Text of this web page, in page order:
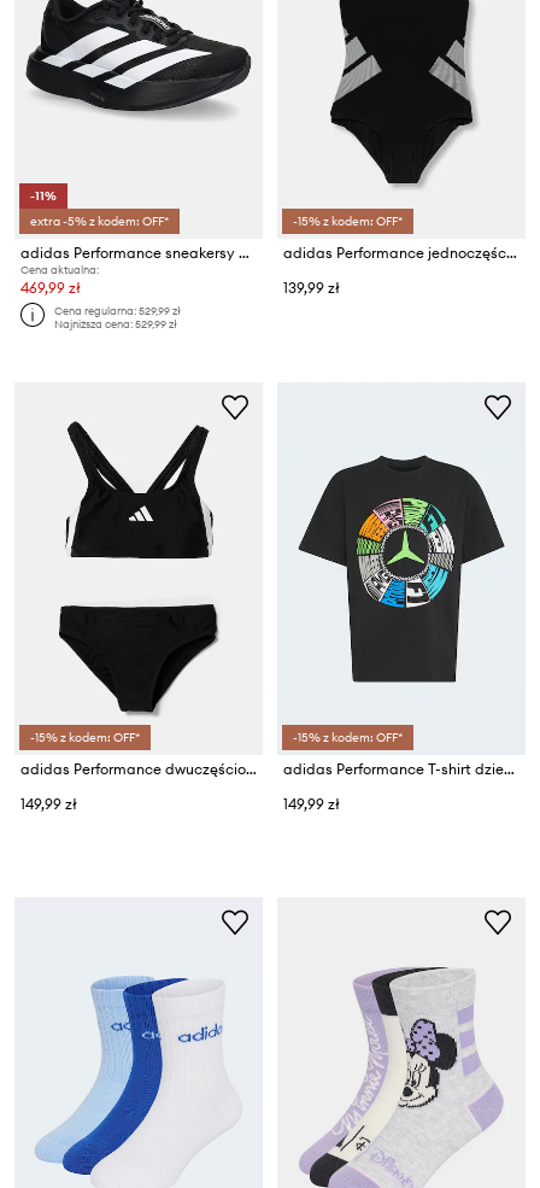
-11%
extra -5% z kodem: OFF*
adidas Performance sneakersy dziecięce adizero Evo SL
Cena aktualna:
469,99 zł
Cena regularna:529,99 zł
Najniższa cena:529,99 zł
-15% z kodem: OFF*
adidas Performance jednoczęściowy strój kąpielowy dziecięcy
139,99 zł
-15% z kodem: OFF*
adidas Performance dwuczęściowy strój kąpielowy dziecięcy
149,99 zł
-15% z kodem: OFF*
adidas Performance T-shirt dziecięcy bawełniany MERCEDES
149,99 zł